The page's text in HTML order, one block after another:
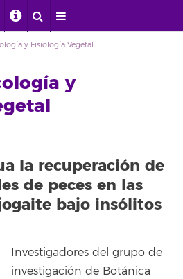
y Fisiología Vegetal
y
la recuperación de
de peces en las
bajo insólitos
Investigadores del grupo de
investigación de Botánica